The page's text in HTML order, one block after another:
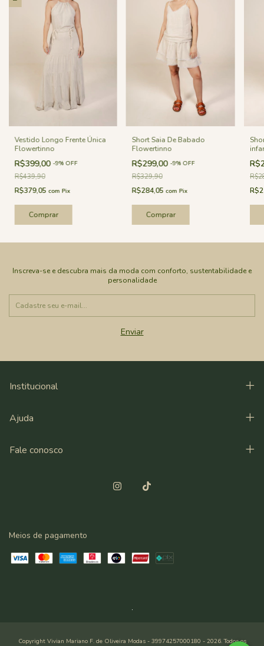
Vestido Longo Frente Única
Flowertinno
R$399,00 -9% OFF
R$439,90
R$379,05 com Pix
Comprar
Short Saia De Babado
Flowertinno
R$299,00-9%OFF
R$329,90
R$284,05com Pix
Comprar
Inscreva-se e descubra mais da moda com conforto, sustentabilidade e
personalidade
Institucional
Ajuda
Fale conosco
Meios de pagamento
Copyright Vivian Mariano F. de Oliveira Modas - 39974257000180 - 2026. Todos os